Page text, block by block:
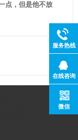
点，但是他不放
服务热线
在线咨询
微信